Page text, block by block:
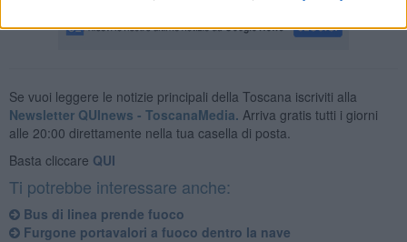
Se vuoi leggere le notizie principali della Toscana iscriviti alla
Newsletter QUInews - ToscanaMedia. Arriva gratis tutti i giorni
alle 20:00 direttamente nella tua casella di posta.
Basta cliccare QUI
Ti potrebbe interessare anche:
Bus di linea prende fuoco
Furgone portavalori a fuoco dentro la nave